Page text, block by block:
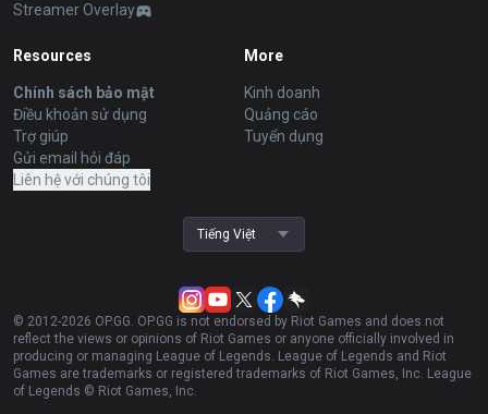
Streamer Overlay
Resources
Chính sách bảo mật
Điều khoản sử dụng
Trợ giúp
Gửi email hỏi đáp
Liên hệ với chúng tôi
More
Kinh doanh
Quảng cáo
Tuyển dụng
Tiếng Việt
© 2012-2026 OP.GG. OP.GG is not endorsed by Riot Games and does not
reflect the views or opinions of Riot Games or anyone officially involved in
producing or managing League of Legends. League of Legends and Riot
Games are trademarks or registered trademarks of Riot Games, Inc. League
of Legends © Riot Games, Inc.